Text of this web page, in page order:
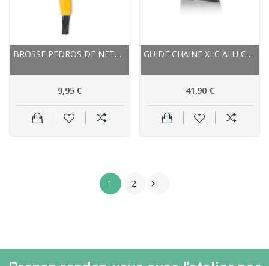
BROSSE PEDROS DE NETTOYAGE TRANSMISSION TOOLBRUSH
9,95 €
GUIDE CHAINE XLC ALU CR A11 NOIR SUR BASE
41,90 €
1 2 